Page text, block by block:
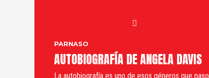
PARNASO
AUTOBIOGRAFÍA DE ANGELA DAVIS
La autobiografía es uno de esos géneros que paso